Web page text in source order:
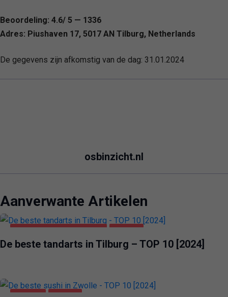
Beoordeling: 4.6/ 5 — 1336
Adres: Piushaven 17, 5017 AN Tilburg, Netherlands
De gegevens zijn afkomstig van de dag: 31.01.2024
osbinzicht.nl
Aanverwante Artikelen
De beste tandarts in Tilburg – TOP 10 [2024]